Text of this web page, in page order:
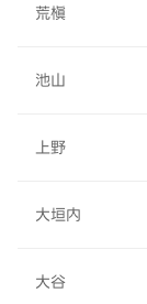
荒槇
池山
上野
大垣内
大谷